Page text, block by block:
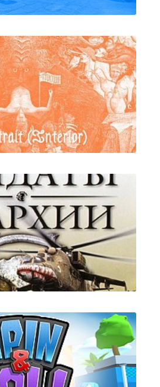
+ Автообновление
(Interior)